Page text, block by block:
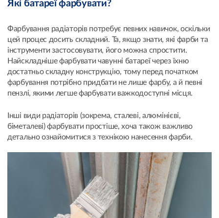
Які батареї фарбувати?
Фарбування радіаторів потребує певних навичок, оскільки
цей процес досить складний. Та, якщо знати, які фарби та
інструменти застосовувати, його можна спростити.
Найскладніше фарбувати чавунні батареї через їхню
достатньо складну конструкцію, тому перед початком
фарбування потрібно придбати не лише фарбу, а й певні
пензлі, якими легше фарбувати важкодоступні місця.
Інші види радіаторів (зокрема, сталеві, алюмінієві,
біметалеві) фарбувати простіше, хоча також важливо
детально ознайомитися з технікою нанесення фарби.